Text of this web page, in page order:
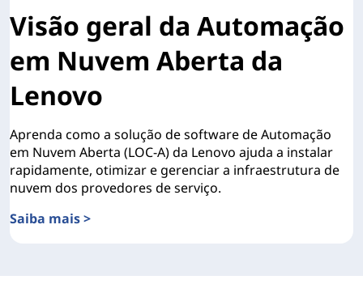
Visão geral da Automação
em Nuvem Aberta da
Lenovo
Aprenda como a solução de software de Automação
em Nuvem Aberta (LOC-A) da Lenovo ajuda a instalar
rapidamente, otimizar e gerenciar a infraestrutura de
nuvem dos provedores de serviço.
Saiba mais >